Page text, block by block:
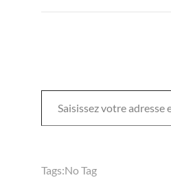
Saisissez votre adresse e-mail…
Tags:No Tag